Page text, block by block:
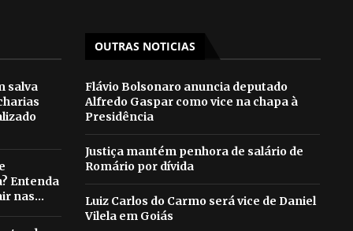
salva
Entenda
nas...
OUTRAS NOTICIAS
Flávio Bolsonaro anuncia deputado
Alfredo Gaspar como vice na chapa à
Presidência
Justiça mantém penhora de salário de
Romário por dívida
Luiz Carlos do Carmo será vice de Daniel
Vilela em Goiás